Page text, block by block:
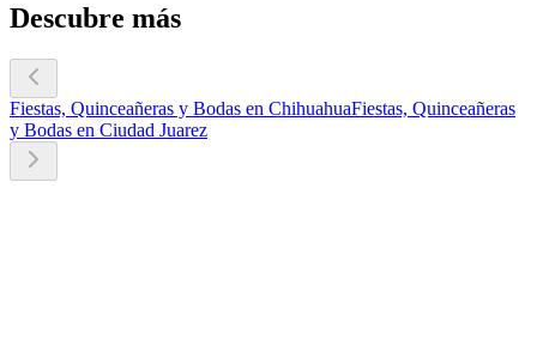
Descubre más
Fiestas, Quinceañeras y Bodas en ChihuahuaFiestas, Quinceañeras
y Bodas en Ciudad Juarez